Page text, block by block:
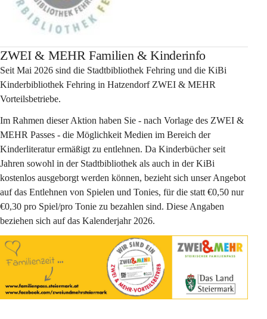
ZWEI & MEHR Familien & Kinderinfo
Seit Mai 2026 sind die Stadtbibliothek Fehring und die KiBi
Kinderbibliothek Fehring in Hatzendorf ZWEI & MEHR
Vorteilsbetriebe.
Im Rahmen dieser Aktion haben Sie - nach Vorlage des ZWEI &
MEHR Passes - die Möglichkeit Medien im Bereich der
Kinderliteratur ermäßigt zu entlehnen. Da Kinderbücher seit
Jahren sowohl in der Stadtbibliothek als auch in der KiBi
kostenlos ausgeborgt werden können, bezieht sich unser Angebot
auf das Entlehnen von Spielen und Tonies, für die statt €0,50 nur
€0,30 pro Spiel/pro Tonie zu bezahlen sind. Diese Angaben
beziehen sich auf das Kalenderjahr 2026.